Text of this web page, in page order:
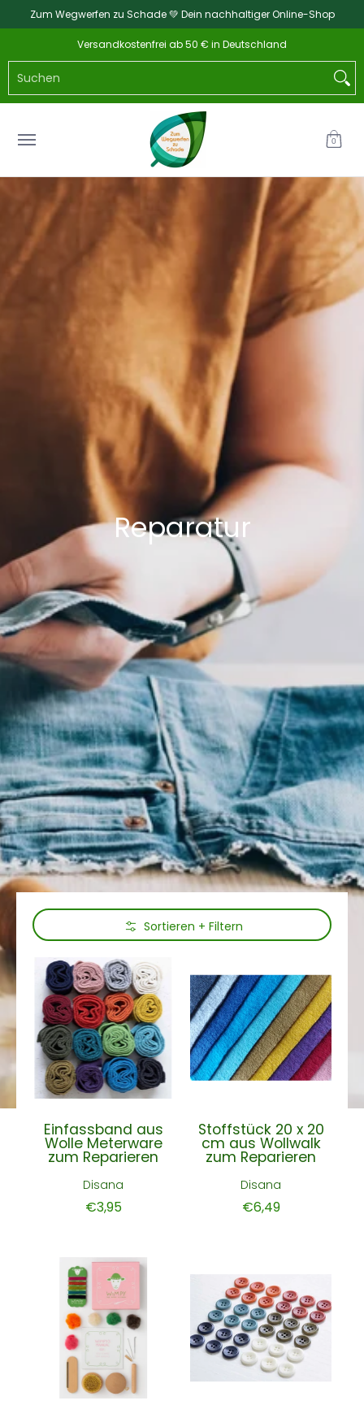
Zum Hauptinhalt springen
Zum Wegwerfen zu Schade 💚 Dein nachhaltiger Online-Shop
Katalog NEU Küche & Haushalt
Versandkostenfrei ab 50 € in Deutschland
0
Reparatur
Zum Hauptinhalt springenSortieren + Filtern
Einfassband aus
Wolle Meterware
zum Reparieren
Disana
€3,95
Stoffstück 20 x 20
cm aus Wollwalk
zum Reparieren
Disana
€6,49